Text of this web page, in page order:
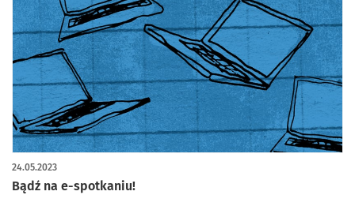
Bądź na e-spotkaniu!
24.05.2023